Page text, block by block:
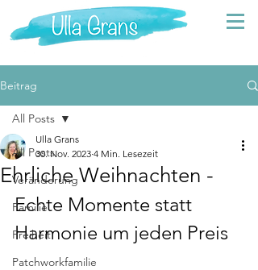
Beitrag
All Posts
Veränderung
Familie
Freiheit
Patchworkfamilie
All Posts
Ehrliche Weihnachten -
Ulla Grans
30. Nov. 2023 4 Min. Lesezeit
Echte Momente statt
Harmonie um jeden Preis